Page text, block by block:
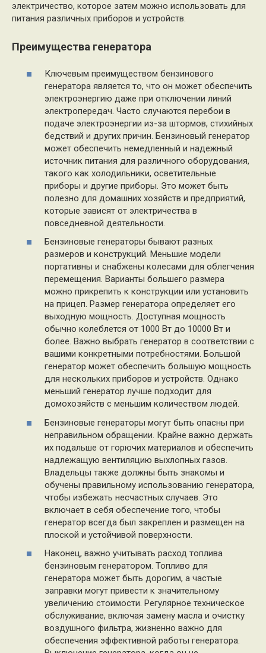
электричество, которое затем можно использовать для
питания различных приборов и устройств.
Преимущества генератора
Ключевым преимуществом бензинового
генератора является то, что он может обеспечить
электроэнергию даже при отключении линий
электропередач. Часто случаются перебои в
подаче электроэнергии из-за штормов, стихийных
бедствий и других причин. Бензиновый генератор
может обеспечить немедленный и надежный
источник питания для различного оборудования,
такого как холодильники, осветительные
приборы и другие приборы. Это может быть
полезно для домашних хозяйств и предприятий,
которые зависят от электричества в
повседневной деятельности.
Бензиновые генераторы бывают разных
размеров и конструкций. Меньшие модели
портативны и снабжены колесами для облегчения
перемещения. Варианты большего размера
можно прикрепить к конструкции или установить
на прицеп. Размер генератора определяет его
выходную мощность. Доступная мощность
обычно колеблется от 1000 Вт до 10000 Вт и
более. Важно выбрать генератор в соответствии с
вашими конкретными потребностями. Большой
генератор может обеспечить большую мощность
для нескольких приборов и устройств. Однако
меньший генератор лучше подходит для
домохозяйств с меньшим количеством людей.
Бензиновые генераторы могут быть опасны при
неправильном обращении. Крайне важно держать
их подальше от горючих материалов и обеспечить
надлежащую вентиляцию выхлопных газов.
Владельцы также должны быть знакомы и
обучены правильному использованию генератора,
чтобы избежать несчастных случаев. Это
включает в себя обеспечение того, чтобы
генератор всегда был закреплен и размещен на
плоской и устойчивой поверхности.
Наконец, важно учитывать расход топлива
бензиновым генератором. Топливо для
генератора может быть дорогим, а частые
заправки могут привести к значительному
увеличению стоимости. Регулярное техническое
обслуживание, включая замену масла и очистку
воздушного фильтра, жизненно важно для
обеспечения эффективной работы генератора.